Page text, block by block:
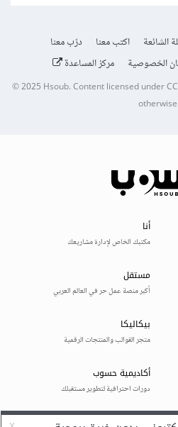
الشائعة اكتب معنا
درّب معنا
الخصوصية مركز المساعدة
© 2025Hsoub.Content licensed under
otherwise.